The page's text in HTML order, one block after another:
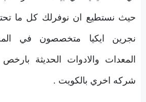
حيث نستطيع ان نوفرلك كل ما
نجرين ايكيا متخصصون في
المعدات والادوات الحديثة
شركه اخري بالكويت .